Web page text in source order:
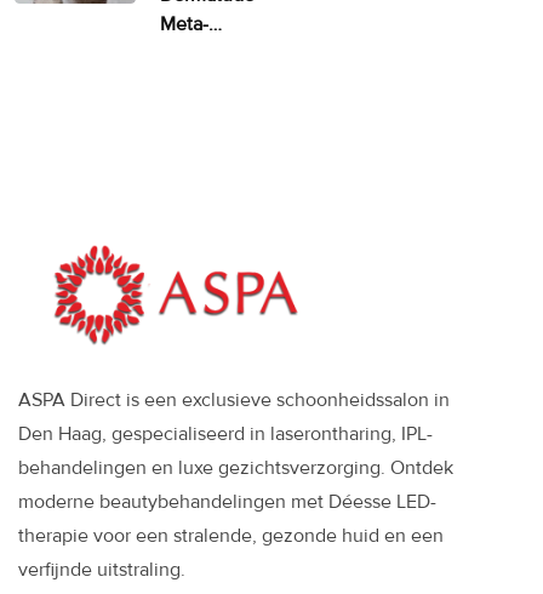
Meta-
ASPA Direct is een exclusieve schoonheidssalon in
Den Haag, gespecialiseerd in laserontharing, IPL-
behandelingen en luxe gezichtsverzorging. Ontdek
moderne beautybehandelingen met Déesse LED-
therapie voor een stralende, gezonde huid en een
verfijnde uitstraling.